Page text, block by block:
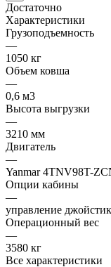
Достаточно
Характеристики
Грузоподъемность
—
1050 кг
Объем ковша
—
0,6 м3
Высота выгрузки
—
3210 мм
Двигатель
—
Yanmar 4TNV98T-
Опции кабины
—
управление
Операционный вес
—
3580 кг
Все характеристики